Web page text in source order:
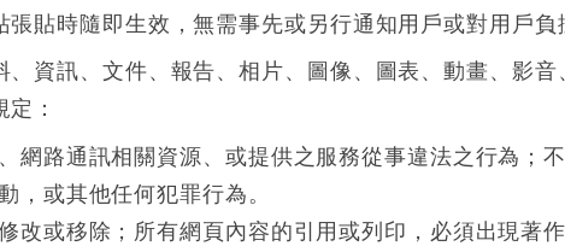
貼時隨即生效，無需事先或另行通知用戶或對用戶負
資訊、文件、報告、相片、圖像、圖表、動畫、影
：
網路通訊相關資源、或提供之服務從事違法之行為；
，或其他任何犯罪行為。
改或移除；所有網頁內容的引用或列印，必須出現著